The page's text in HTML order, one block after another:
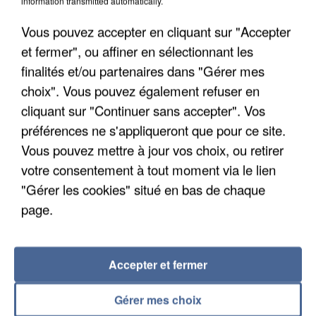
APRÈS TOUTES CES CANICULES, LES REFUGES
DE FAUNE SAUVAGE SONT...
Vous pouvez accepter en cliquant sur "Accepter
et fermer", ou affiner en sélectionnant les
finalités et/ou partenaires dans "Gérer mes
choix". Vous pouvez également refuser en
cliquant sur "Continuer sans accepter". Vos
préférences ne s'appliqueront que pour ce site.
Vous pouvez mettre à jour vos choix, ou retirer
votre consentement à tout moment via le lien
"Gérer les cookies" situé en bas de chaque
page.
Gérer mes choix
Accepter et fermer